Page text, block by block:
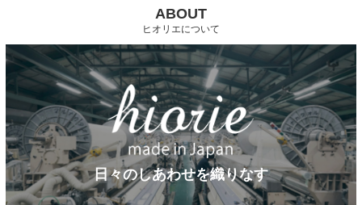
ABOUT
ヒオリエについて
日々のしあわせを織りなす